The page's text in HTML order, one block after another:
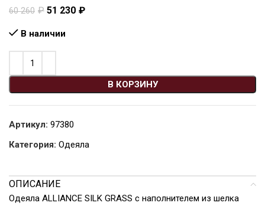
60 260 ₽ 51 230 ₽
В наличии
В КОРЗИНУ
Артикул: 97380
Категория: Одеяла
ОПИСАНИЕ
Одеяла ALLIANCE SILK GRASS с наполнителем из шелка